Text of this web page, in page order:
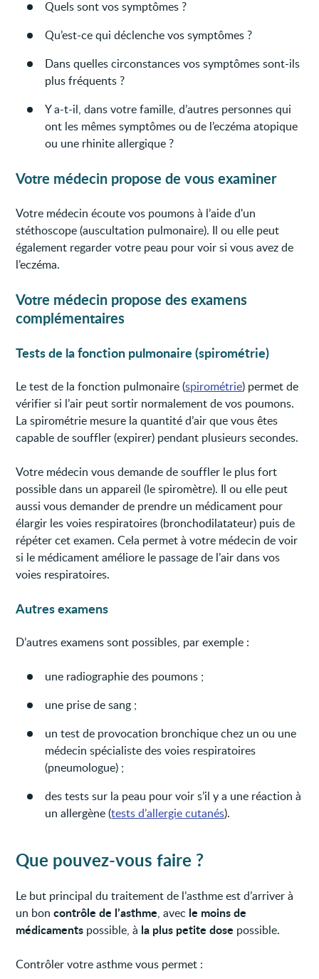
Quels sont vos symptômes ?
Qu’est-ce qui déclenche vos symptômes ?
Dans quelles circonstances vos symptômes sont-ils
plus fréquents ?
Y a-t-il, dans votre famille, d’autres personnes qui
ont les mêmes symptômes ou de l’eczéma atopique
ou une rhinite allergique ?
Votre médecin propose de vous examiner
Votre médecin écoute vos poumons à l’aide d'un
stéthoscope (auscultation pulmonaire). Il ou elle peut
également regarder votre peau pour voir si vous avez de
l’eczéma.
Votre médecin propose des examens
complémentaires
Tests de la fonction pulmonaire (spirométrie)
Le test de la fonction pulmonaire (spirométrie) permet de
vérifier si l’air peut sortir normalement de vos poumons.
La spirométrie mesure la quantité d’air que vous êtes
capable de souffler (expirer) pendant plusieurs secondes.
Votre médecin vous demande de souffler le plus fort
possible dans un appareil (le spiromètre). Il ou elle peut
aussi vous demander de prendre un médicament pour
élargir les voies respiratoires (bronchodilatateur) puis de
répéter cet examen. Cela permet à votre médecin de voir
si le médicament améliore le passage de l’air dans vos
voies respiratoires.
Autres examens
D’autres examens sont possibles, par exemple :
une radiographie des poumons ;
une prise de sang ;
un test de provocation bronchique chez un ou une
médecin spécialiste des voies respiratoires
(pneumologue) ;
des tests sur la peau pour voir s’il y a une réaction à
un allergène (tests d’allergie cutanés).
Que pouvez-vous faire ?
Le but principal du traitement de l’asthme est d’arriver à
un boncontrôle de l’asthme, avec le moins de
médicaments possible, à la plus petite dose possible.
Contrôler votre asthme vous permet :